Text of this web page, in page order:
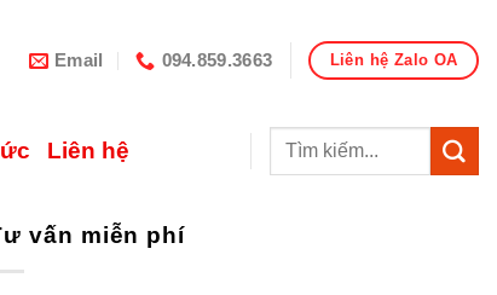
Email 094.859.3663 Liên hệ Zalo OA
Liên hệ
vấn miễn phí